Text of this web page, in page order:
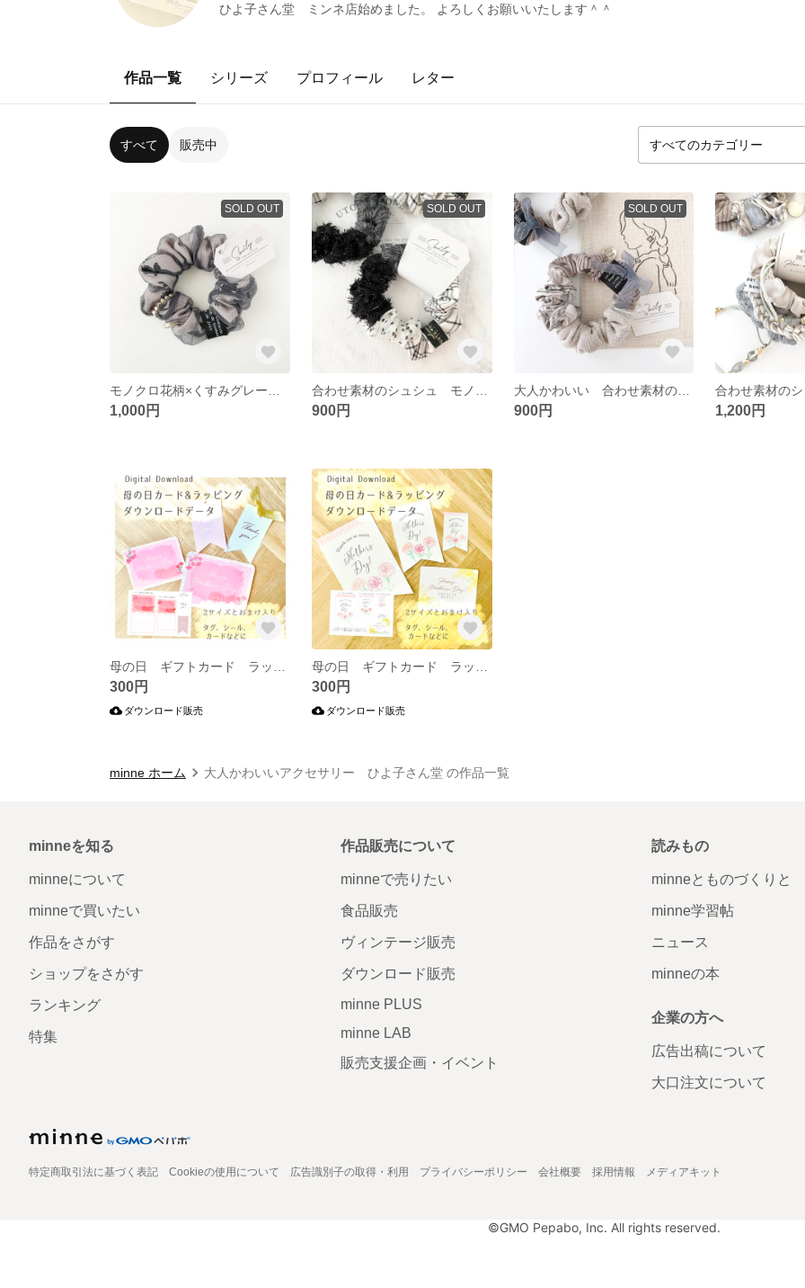
ひよ子さん堂 ミンネ店始めました。 よろしくお願いいたします＾＾
作品一覧 シリーズ プロフィール レター
すべて 販売中
SOLD OUT
1,000円
SOLD OUT
900円
SOLD OUT
大人かわいい 合わせ素材のシュシュ リスベージュ×ブルーグレー
900円 1,200円
300円
ダウンロード販売
300円
ダウンロード販売
minne ホーム 大人かわいいアクセサリー ひよ子さん堂 の作品一覧
minneを知る
minneについて
minneで買いたい
作品をさがす
ショップをさがす
ランキング
特集
作品販売について
minneで売りたい
食品販売
ヴィンテージ販売
ダウンロード販売
minne PLUS
minne LAB
販売支援企画・イベント
読みもの
minneとものづくりと
minne学習帖
ニュース
minneの本
企業の方へ
広告出稿について
大口注文について
特定商取引法に基づく表記 Cookieの使用について 広告識別子の取得・利用 プライバシーポリシー 会社概要 採用情報 メディアキット
©GMO Pepabo, Inc. All rights reserved.